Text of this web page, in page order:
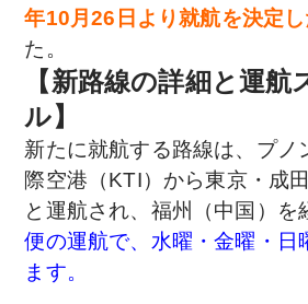
年10月26日より就航を決定し
た。
【新路線の詳細と運航
ル】
新たに就航する路線は、プノ
際空港（KTI）から東京・成
と運航され、福州（中国）を
便の運航で、水曜・金曜・日
ます。